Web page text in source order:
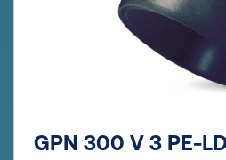
GPN 300 V 3 PE-